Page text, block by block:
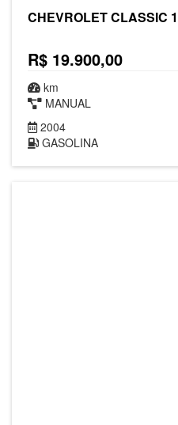
CHEVROLET CLASSIC
R$ 19.900,00
km
MANUAL
2004
GASOLINA